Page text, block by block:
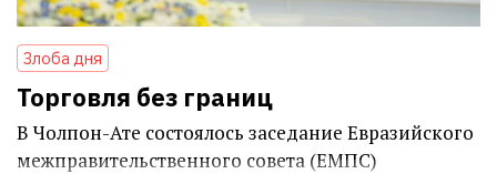
Злоба дня
Торговля без границ
В Чолпон-Ате состоялось заседание Евразийского
межправительственного совета (ЕМПС)